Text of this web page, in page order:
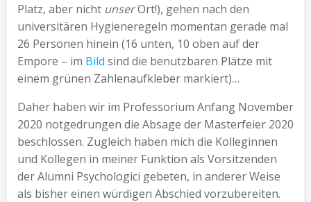
Platz, aber nicht unserOrt!), gehen nach den
universitären Hygieneregeln momentan gerade mal
26 Personen hinein (16 unten, 10 oben auf der
Empore – im Bild sind die benutzbaren Plätze mit
einem grünen Zahlenaufkleber markiert)…
Daher haben wir im Professorium Anfang November
2020 notgedrungen die Absage der Masterfeier 2020
beschlossen. Zugleich haben mich die Kolleginnen
und Kollegen in meiner Funktion als Vorsitzenden
der Alumni Psychologici gebeten, in anderer Weise
als bisher einen würdigen Abschied vorzubereiten.